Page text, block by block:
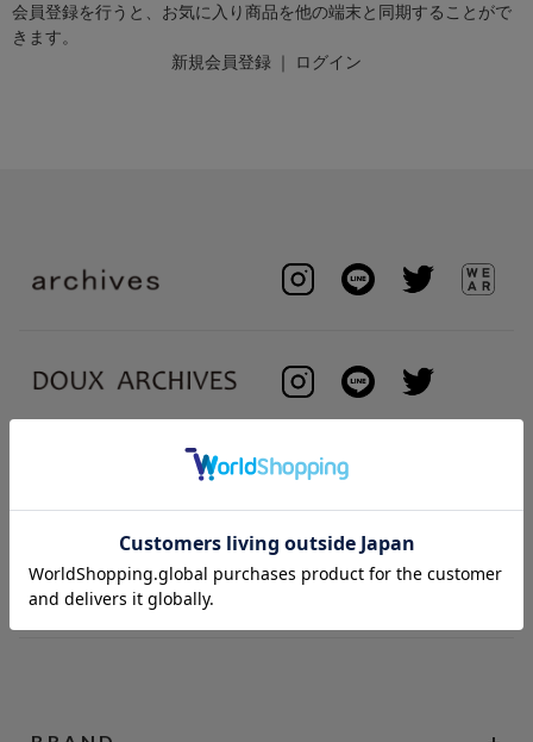
会員登録を行うと、お気に入り商品を他の端末と同期することがで
きます。
新規会員登録 ｜ ログイン